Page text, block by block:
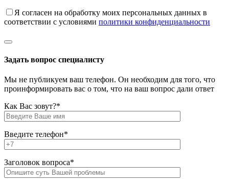
Я согласен на обработку моих персональных данных в
соответствии с условиями политики конфиденциальности
Задать вопрос специалисту
Мы не публикуем ваш телефон. Он необходим для того, что
проинформировать вас о том, что на ваш вопрос дали ответ
Как Вас зовут?*
Введите телефон*
Заголовок вопроса*